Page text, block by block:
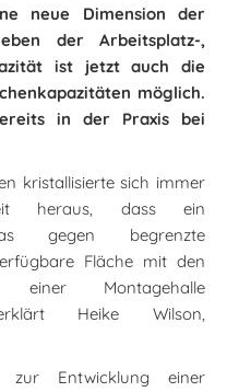
neue Dimension der
der Arbeitsplatz-,
ist jetzt auch die
möglich.
in der Praxis bei
kristallisierte sich immer
heraus, dass ein
gegen begrenzte
Fläche mit den
einer Montagehalle
Heike Wilson,
zur Entwicklung einer